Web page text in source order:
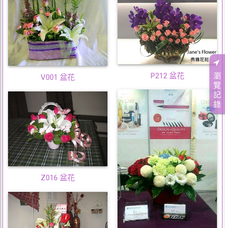
V001 盆花 P212 盆花
Z016 盆花
瀏
覽
記
錄